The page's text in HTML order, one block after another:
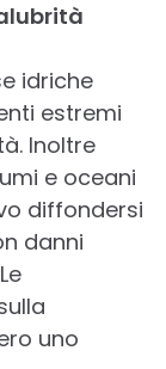
idriche
estremi
Inoltre
e oceani
diffondersi
danni
uno